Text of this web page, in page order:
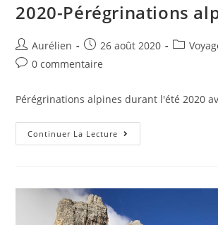
2020-Pérégrinations
Aurélien 26 août 2020
0 commentaire
Pérégrinations alpines durant l'été 2020
Continuer La Lecture